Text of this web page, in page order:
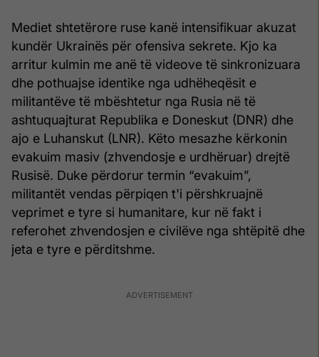
Mediet shtetërore ruse kanë intensifikuar akuzat
kundër Ukrainës për ofensiva sekrete. Kjo ka
arritur kulmin me anë të videove të sinkronizuara
dhe pothuajse identike nga udhëheqësit e
militantëve të mbështetur nga Rusia në të
ashtuquajturat Republika e Doneskut (DNR) dhe
ajo e Luhanskut (LNR). Këto mesazhe kërkonin
evakuim masiv (zhvendosje e urdhëruar) drejtë
Rusisë. Duke përdorur termin “evakuim”,
militantët vendas përpiqen t'i përshkruajnë
veprimet e tyre si humanitare, kur në fakt i
referohet zhvendosjen e civilëve nga shtëpitë dhe
jeta e tyre e përditshme.